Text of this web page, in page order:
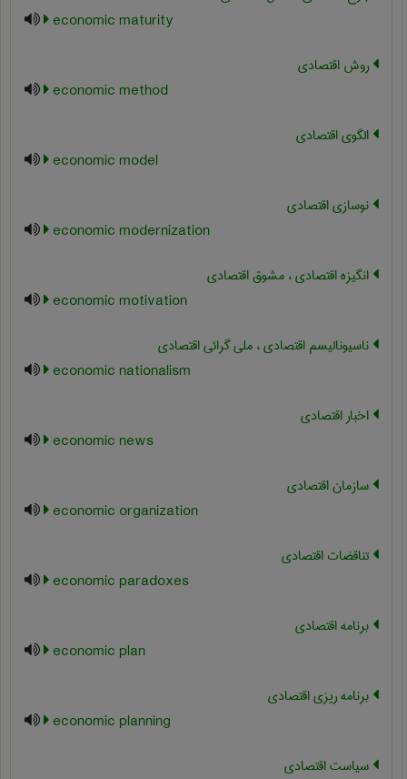
economic maturity
روش اقتصادی
economic method
الگوی اقتصادی
economic model
نوسازی اقتصادی
economic modernization
انگیزه اقتصادی ، مشوق اقتصادی
economic motivation
ناسیونالیسم اقتصادی ، ملی گرائی اقتصادی
economic nationalism
اخبار اقتصادی
economic news
سازمان اقتصادی
economic organization
تناقضات اقتصادی
economic paradoxes
برنامه اقتصادی
economic plan
برنامه ریزی اقتصادی
economic planning
سیاست اقتصادی